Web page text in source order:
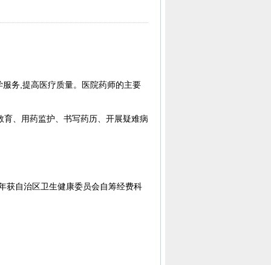
务,提高医疗质量。医院药师的主要
、用药监护、书写药历、开展疑难病
获自治区卫生健康委员会自筹经费科